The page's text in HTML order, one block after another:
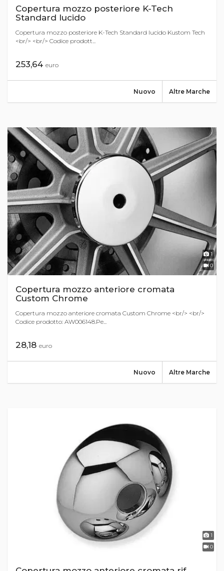
Copertura mozzo posteriore K-Tech
Standard lucido
Copertura mozzo posteriore K-Tech Standard lucido Kustom Tech
<br/> <br/> Codice prodott...
253,64 euro
Altre Marche
Nuovo
1
0
Copertura mozzo anteriore cromata
Custom Chrome
Copertura mozzo anteriore cromata Custom Chrome <br/> <br/>
Codice prodotto: AW006148.Pe...
28,18 euro
Altre Marche
Nuovo
1
0